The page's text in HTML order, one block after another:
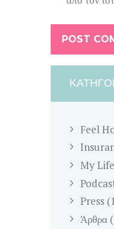
Feel
My
Press
Άρθρα